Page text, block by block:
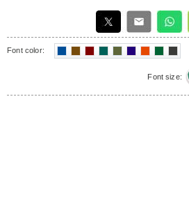
Font color:
Font size: